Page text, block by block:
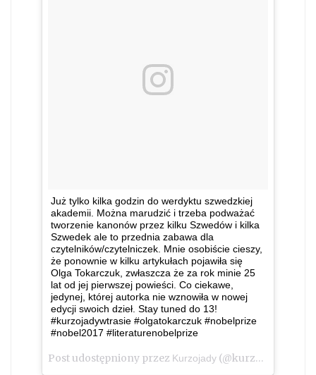
Już tylko kilka godzin do werdyktu szwedzkiej
akademii. Można marudzić i trzeba podważać
tworzenie kanonów przez kilku Szwedów i kilka
Szwedek ale to przednia zabawa dla
czytelników/czytelniczek. Mnie osobiście cieszy,
że ponownie w kilku artykułach pojawiła się
Olga Tokarczuk, zwłaszcza że za rok minie 25
lat od jej pierwszej powieści. Co ciekawe,
jedynej, której autorka nie wznowiła w nowej
edycji swoich dzieł. Stay tuned do 13!
#kurzojadywtrasie #olgatokarczuk #nobelprize
#nobel2017 #literaturenobelprize
Post udostępniony przez Kurzojady (@kurzojady_insta)